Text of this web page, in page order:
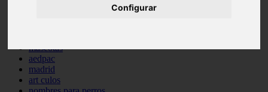
Configurar
mascotas
aedpac
madrid
art culos